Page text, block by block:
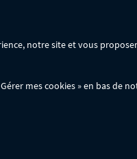
notre site et vous
mes cookies » en bas de